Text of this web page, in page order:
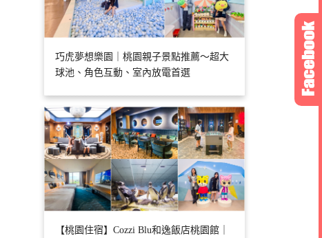
巧虎夢想樂園｜桃園親子景點推薦～超大
球池、角色互動、室內放電首選
【桃園住宿】Cozzi Blu和逸飯店桃園館｜